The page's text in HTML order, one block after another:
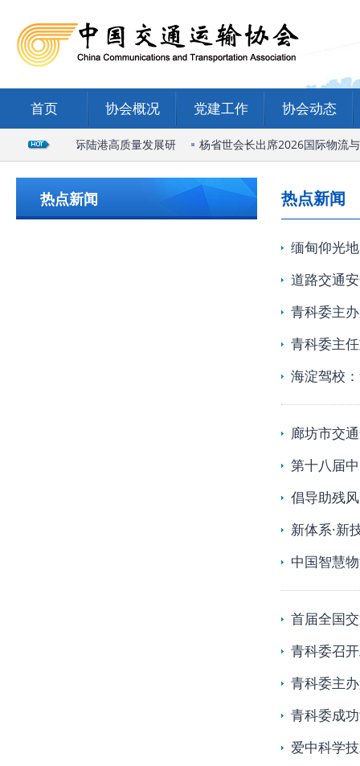
首页 协会概况 党建工作 协会动态
席石家庄国际陆港高质量发展研 杨省世会长出席2026国际物流与
热点新闻 热点新闻
缅甸仰光
道路交通
青科委主
青科委主
海淀驾校
廊坊市交
第十八届
倡导助残
新体系·新
中国智慧
首届全国
青科委召
青科委主
青科委成
爱中科学